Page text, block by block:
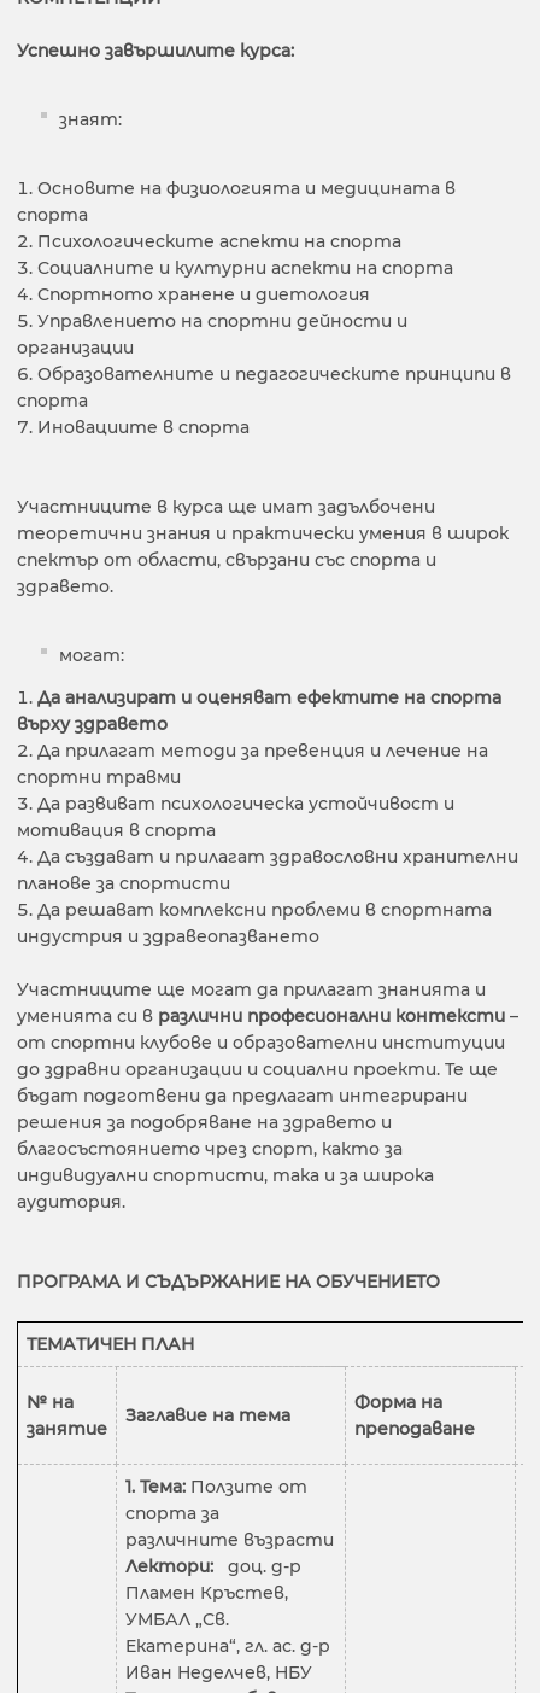
Успешно завършилите курса:
знаят:
Основите на физиологията и медицината в
спорта
Психологическите аспекти на спорта
Социалните и културни аспекти на спорта
Спортното хранене и диетология
Управлението на спортни дейности и
организации
Образователните и педагогическите принципи в
спорта
Иновациите в спорта
Участниците в курса ще имат задълбочени
теоретични знания и практически умения в широк
спектър от области, свързани със спорта и
здравето.
могат:
Да анализират и оценяват ефектите на спорта
върху здравето
Да прилагат методи за превенция и лечение на
спортни травми
Да развиват психологическа устойчивост и
мотивация в спорта
Да създават и прилагат здравословни хранителни
планове за спортисти
Да решават комплексни проблеми в спортната
индустрия и здравеопазването
Участниците ще могат да прилагат знанията и
уменията си в различни професионални контексти –
от спортни клубове и образователни институции
до здравни организации и социални проекти. Те ще
бъдат подготвени да предлагат интегрирани
решения за подобряване на здравето и
благосъстоянието чрез спорт, както за
индивидуални спортисти, така и за широка
аудитория.
ПРОГРАМА И СЪДЪРЖАНИЕ НА ОБУЧЕНИЕТО
ТЕМАТИЧЕН ПЛАН
№ на
занятие
Заглавие на тема
Форма на
преподаване
1. Тема: Ползите от
спорта за
различните възрасти
Лектори:
доц. д-р
Пламен Кръстев,
УМБАЛ „Св.
Екатерина“, гл. ас. д-р
Иван Неделчев, НБУ